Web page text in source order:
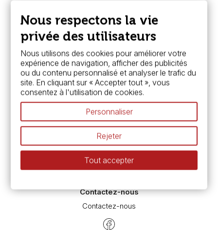
Paiement sécurisé
FAQ
Boutique à Angers
Services
Carte fidélité & avantages
Chèque cadeau, bon cadeaux
Devis & bon de commande
Pass culture - mode d'emploi
Nos promotions en cours
Espace conseils
L’aquarelle en tubes ou en godets ?
Le vocabulaire technique de l’aquarelle
Différence entre peinture Fine et Extra-fine
Préparer une toile pour peinture à l'huile et acrylique
Contactez-nous
Contactez-nous
Nous respectons la vie
privée des utilisateurs
Nous utilisons des cookies pour améliorer votre
expérience de navigation, afficher des publicités
ou du contenu personnalisé et analyser le trafic du
site. En cliquant sur « Accepter tout », vous
consentez à l'utilisation de cookies.
Personnaliser
Rejeter
Tout accepter